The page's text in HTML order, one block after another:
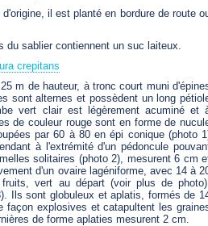
d'origine, il est planté en bordure de route
du sablier contiennent un suc laiteux.
crepitans
m de hauteur, à tronc court muni
sont alternes et possèdent un long
vert clair est légèrement acuminé et
de couleur rouge sont en forme de
par 60 à 80 en épi conique (photo
à l'extrémité d'un pédoncule
solitaires (photo 2), mesurent 6 cm
d'un ovaire lagéniforme, avec 14 à
vert au départ (voir plus de
Ils sont globuleux et aplatis, formés de
façon explosives et catapultent les
de forme aplaties mesurent 2 cm.